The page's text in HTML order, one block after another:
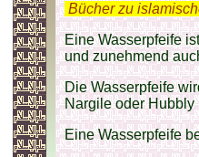
Bücher zu
Eine Wasserpfeife
und zunehmend
Die Wasserpfeife
Nargile oder Hubbly
Eine Wasserpfeife